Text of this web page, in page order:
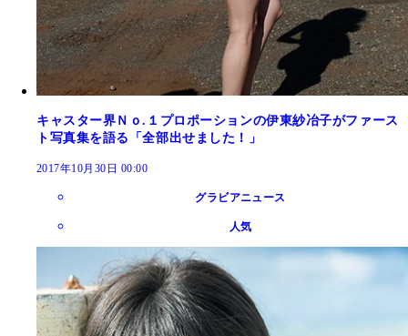
キャスター界Ｎｏ.１プロポーションの伊東紗冶子がファース
ト写真集を語る「全部出せました！」
2017年10月30日 00:00
グラビアニュース
人気